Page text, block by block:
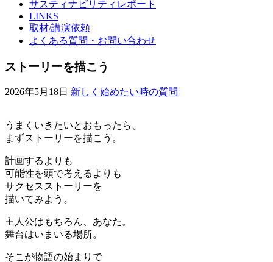
サスティナビリティレポート
LINKS
取材/講演依頼
よくある質問・お問い合わせ
ストーリーを描こう
2026年5月18日 新しく始めたい時の質問
うまくいきたいとおもったら、
まずストーリーを描こう。
計画するよりも
可能性を頭で考えるよりも
サクセスストーリーを
描いてみよう。
主人公はもちろん、あなた。
舞台はいまいる場所。
そこが物語の始まりで